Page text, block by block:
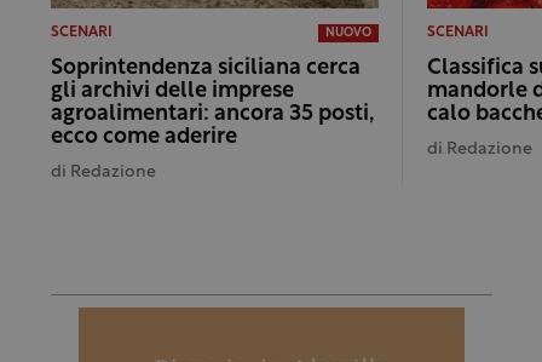
SCENARI NUOVO
Soprintendenza siciliana cerca
gli archivi delle imprese
agroalimentari: ancora 35 posti,
ecco come aderire
di Redazione
SCENARI
Classifica
mandorle
calo
di Redazione